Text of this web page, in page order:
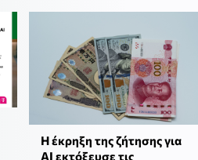
Η έκρηξη της ζήτησης για
AI εκτόξευσε τις